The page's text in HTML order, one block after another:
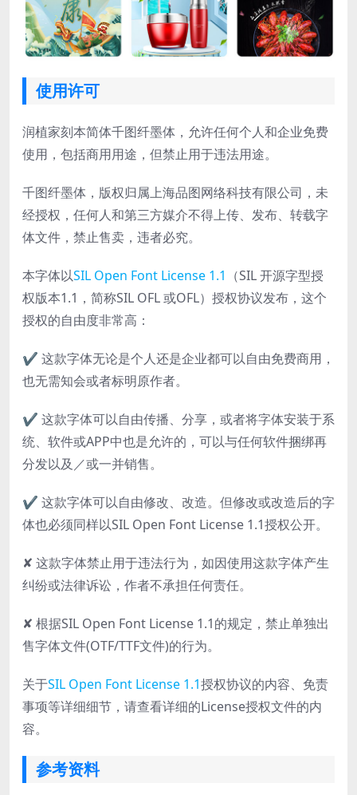
使用许可
润植家刻本简体千图纤墨体，允许任何个人和企业免费
使用，包括商用用途，但禁止用于违法用途。
千图纤墨体，版权归属上海品图网络科技有限公司，未
经授权，任何人和第三方媒介不得上传、发布、转载字
体文件，禁止售卖，违者必究。
本字体以SIL Open Font License 1.1 （SIL 开源字型授
权版本1.1，简称SIL OFL 或OFL）授权协议发布，这个
授权的自由度非常高：
✔ 这款字体无论是个人还是企业都可以自由免费商用，
也无需知会或者标明原作者。
✔ 这款字体可以自由传播、分享，或者将字体安装于系
统、软件或APP中也是允许的，可以与任何软件捆绑再
分发以及／或一并销售。
✔ 这款字体可以自由修改、改造。但修改或改造后的字
体也必须同样以SIL Open Font License 1.1授权公开。
✘ 这款字体禁止用于违法行为，如因使用这款字体产生
纠纷或法律诉讼，作者不承担任何责任。
✘ 根据SIL Open Font License 1.1的规定，禁止单独出
售字体文件(OTF/TTF文件)的行为。
关于SIL Open Font License 1.1授权协议的内容、免责
事项等详细细节，请查看详细的License授权文件的内
容。
参考资料